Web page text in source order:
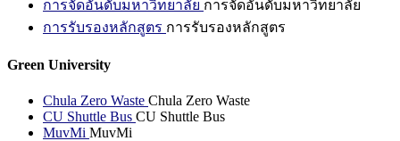
การจัดอันดับมหาวิทยาลัย การจัดอันดับมหาวิทยาลัย
การรับรองหลักสูตร การรับรองหลักสูตร
Green University
Chula Zero Waste Chula Zero Waste
CU Shuttle Bus CU Shuttle Bus
MuvMi MuvMi